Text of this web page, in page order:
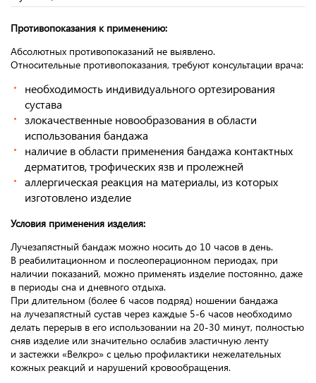
Противопоказания к применению:
Абсолютных противопоказаний не выявлено.
Относительные противопоказания, требуют консультации врача:
необходимость индивидуального ортезирования
сустава
злокачественные новообразования в области
использования бандажа
наличие в области применения бандажа контактных
дерматитов, трофических язв и пролежней
аллергическая реакция на материалы, из которых
изготовлено изделие
Условия применения изделия:
Лучезапястный бандаж можно носить до 10 часов в день.
В реабилитационном и послеоперационном периодах, при
наличии показаний, можно применять изделие постоянно, даже
в периоды сна и дневного отдыха.
При длительном (более 6 часов подряд) ношении бандажа
на лучезапястный сустав через каждые 5-6 часов необходимо
делать перерыв в его использовании на 20-30 минут, полностью
сняв изделие или значительно ослабив эластичную ленту
и застежки «Велкро» с целью профилактики нежелательных
кожных реакций и нарушений кровообращения.